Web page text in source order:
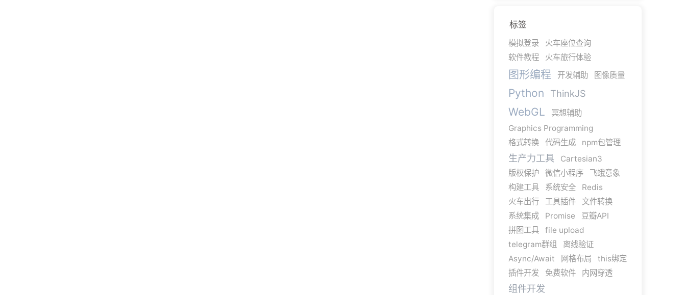
标签
模拟登录
火车座位查询
软件教程
火车旅行体验
图形编程 开发辅助 图像质量
Python ThinkJS
WebGL
冥想辅助
Graphics Programming
格式转换
代码生成 npm包管理
生产力工具
Cartesian3
版权保护
微信小程序
飞蛾意象
构建工具
系统安全
Redis
火车出行
工具插件
文件转换
系统集成
Promise
豆瓣API
拼图工具
file upload
telegram群组
离线验证
Async/Await
网格布局
this绑定
插件开发
免费软件 内网穿透
组件开发